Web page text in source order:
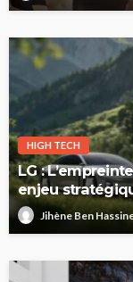
HIGH TECH
LG :
enjeu
européenne
Jihène Ben